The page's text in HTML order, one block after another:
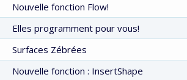
Nouvelle fonction Flow!
Elles programment pour vous!
Surfaces Zébrées
Nouvelle fonction : InsertShape